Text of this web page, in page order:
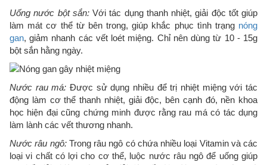
Uống nước bột sắn:Với tác dụng thanh nhiệt, giải độc tốt giúp
làm mát cơ thể từ bên trong, giúp khắc phục tình trạng nóng
gan, giảm nhanh các vết loét miệng. Chỉ nên dùng từ 10 - 15g
bột sắn hằng ngày.
Nước rau má: Được sử dụng nhiều để trị nhiệt miệng với tác
động làm cơ thể thanh nhiệt, giải độc, bên cạnh đó, nền khoa
học hiện đại cũng chứng minh được rằng rau má có tác dụng
làm lành các vết thương nhanh.
Nước râu ngô: Trong râu ngô có chứa nhiều loại Vitamin và các
loại vi chất có lợi cho cơ thể, luộc nước râu ngô để uống giúp